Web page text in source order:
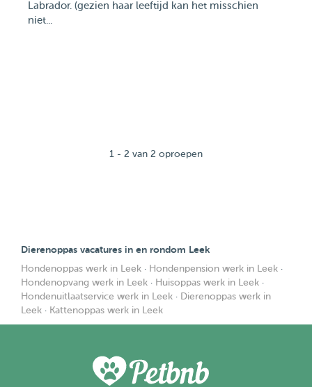
Labrador. (gezien haar leeftijd kan het misschien
niet...
1 - 2 van 2 oproepen
Dierenoppas vacatures in en rondom Leek
Hondenoppas werk in Leek · Hondenpension werk in Leek ·
Hondenopvang werk in Leek · Huisoppas werk in Leek ·
Hondenuitlaatservice werk in Leek · Dierenoppas werk in
Leek · Kattenoppas werk in Leek